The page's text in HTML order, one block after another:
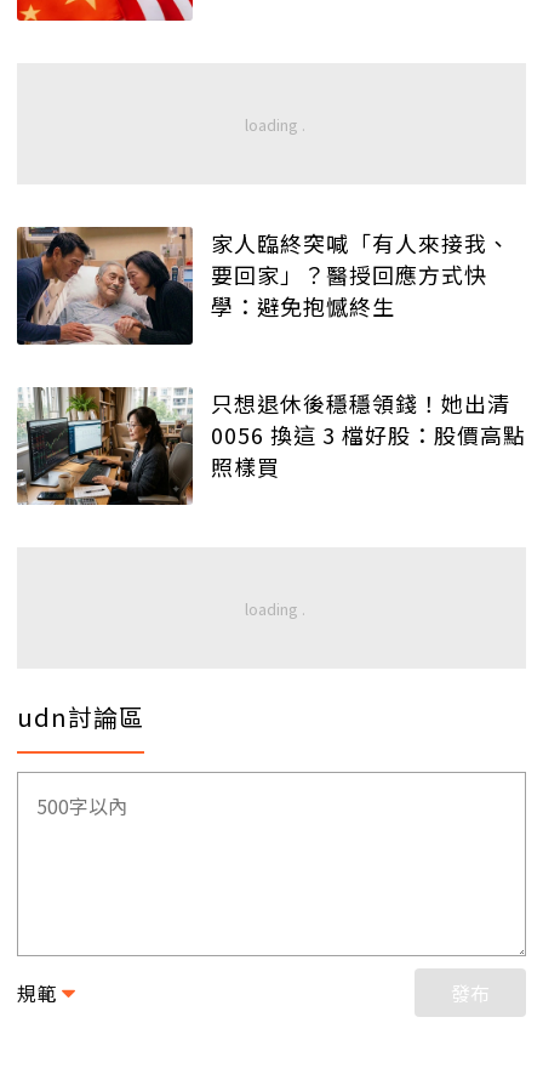
家人臨終突喊「有人來接我、
要回家」？醫授回應方式快
學：避免抱憾終生
只想退休後穩穩領錢！她出清
0056 換這 3 檔好股：股價高點
照樣買
udn討論區
規範 發布